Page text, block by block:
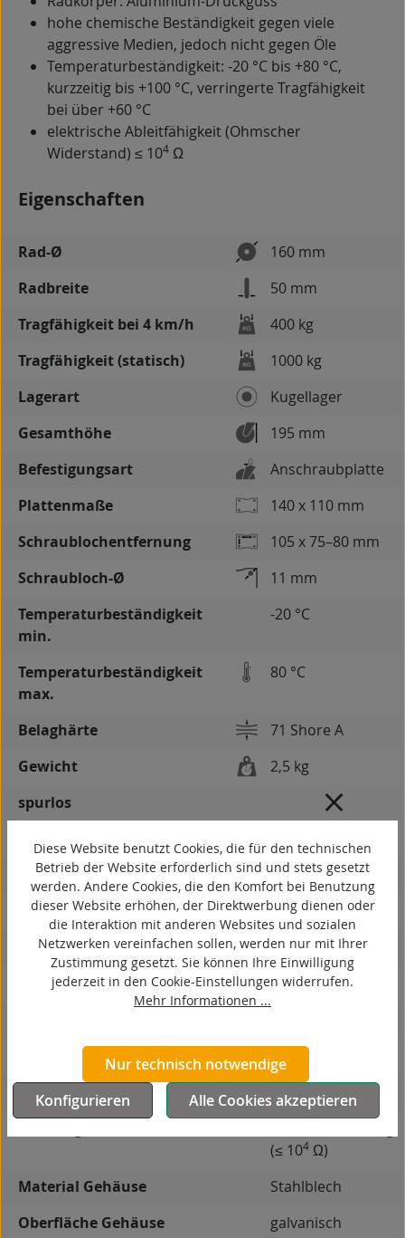
hohe chemische Beständigkeit gegen viele
aggressive Medien, jedoch nicht gegen Öle
Temperaturbeständigkeit: -20 °C bis +80 °C,
kurzzeitig bis +100 °C, verringerte Tragfähigkeit
bei über +60 °C
elektrische Ableitfähigkeit (Ohmscher
Widerstand) ≤ 104 Ω
Eigenschaften
Rad-Ø
160 mm
Radbreite
50 mm
Tragfähigkeit bei 4 km/h
400 kg
Tragfähigkeit (statisch)
1000 kg
Lagerart
Kugellager
Gesamthöhe
195 mm
Befestigungsart
Anschraubplatte
Plattenmaße
140 x 110 mm
Schraublochentfernung
105 x 75–80 mm
Schraubloch-Ø
11 mm
Temperaturbeständigkeit
min.
-20 °C
Temperaturbeständigkeit
max.
80 °C
Belaghärte
71 Shore A
Gewicht
2,5 kg
spurlos
kontaktverfärbungsfrei
antistatisch
ESD
elektrisch leitfähig
korrosionsbeständig
autoklaventauglich
Produkttyp
Bockrolle
(≤ 104Ω)
Material Gehäuse
Stahlblech
Oberfläche Gehäuse
galvanisch
Diese Website benutzt Cookies, die für den technischen
Betrieb der Website erforderlich sind und stets gesetzt
werden. Andere Cookies, die den Komfort bei Benutzung
dieser Website erhöhen, der Direktwerbung dienen oder
die Interaktion mit anderen Websites und sozialen
Netzwerken vereinfachen sollen, werden nur mit Ihrer
Zustimmung gesetzt. Sie können Ihre Einwilligung
jederzeit in den Cookie-Einstellungen widerrufen.
Mehr Informationen ...
Nur technisch notwendige
Konfigurieren
Alle Cookies akzeptieren